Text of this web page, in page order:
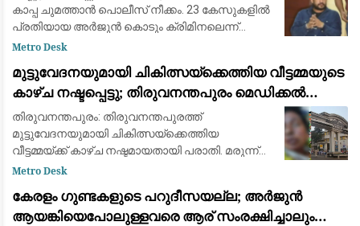
കാപ്പ ചുമത്താൻ പൊലീസ് നീക്കം. 23 കേസുകളിൽ
പ്രതിയായ അർജുൻ കൊടും ക്രിമിനലെന്ന്
പൊലീസ് റിപ്പോർട്ട് നൽകും. അർജുനെതിരെ രണ്ട്
Metro Desk
മുട്ടുവേദനയുമായി ചികിത്സയ്ക്കെത്തിയ വീട്ടമ്മയുടെ
കാഴ്ച നഷ്ടപ്പെട്ടു; തിരുവനന്തപുരം മെഡിക്കൽ
കോളെജ് ഡോക്റ്റർക്കെതിരേ പരാതി
തിരുവനന്തപുരം: തിരുവനന്തപുരത്ത്
മുട്ടുവേദനയുമായി ചികിത്സയ്ക്കെത്തിയ
വീട്ടമ്മയ്ക്ക് കാഴ്ച നഷ്ടമായതായി പരാതി. മരുന്ന്
മാറി നൽകിയെന്നാരോപിച്ച് തിരുവനന്തപുരം
ആന്‍റണിക്ക
Metro Desk
കേരളം ഗുണ്ടകളുടെ പറുദീസയല്ല; അർജുൻ
ആയങ്കിയെപോലുള്ളവരെ ആര് സംരക്ഷിച്ചാലും